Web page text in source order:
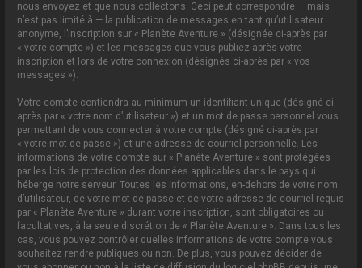
nous envoyez et que nous collectons. Ceci peut correspondre — mais
n’est pas limité à — la publication de messages en tant qu’utilisateur
anonyme, l’inscription sur « Planète Aventure » (désignée ci-après par
« votre compte ») et les messages que vous publiez après votre
inscription et lors de votre connexion (désignés ci-après par « vos
messages »).
Votre compte contiendra au minimum un identifiant unique (désigné ci-
après par « votre nom d’utilisateur ») et un mot de passe personnel vous
permettant de vous connecter à votre compte (désigné ci-après par
« votre mot de passe ») et une adresse de courriel personnelle. Les
informations de votre compte sur « Planète Aventure » sont protégées
par les lois de protection des données applicables dans le pays qui
héberge notre serveur. Toutes les informations, en-dehors de votre nom
d’utilisateur, de votre mot de passe et de votre adresse de courriel requis
par « Planète Aventure » durant votre inscription, sont obligatoires ou
facultatives, à la seule discrétion de « Planète Aventure ». Dans tous les
cas, vous pouvez contrôler quelles informations de votre compte vous
souhaitez rendre publiques ou non. De plus, vous pouvez décider de